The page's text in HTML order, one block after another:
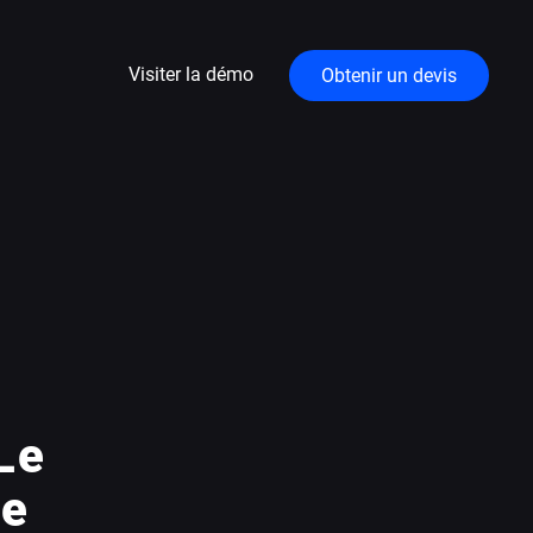
Visiter la démo Obtenir un devis